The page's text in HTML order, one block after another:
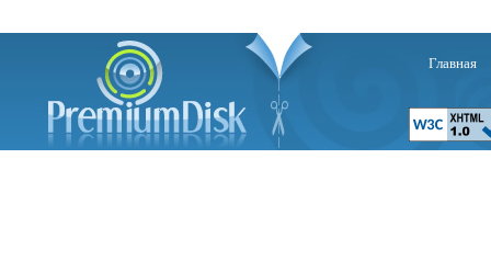
Главная